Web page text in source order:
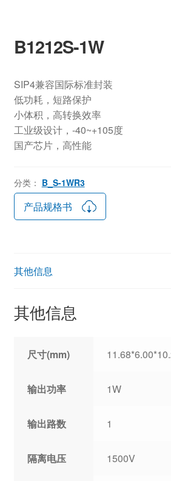
B1212S-1W
SIP4兼容国际标准封装
低功耗，短路保护
小体积，高转换效率
工业级设计，-40~+105度
国产芯片，高性能
分类： B_S-1WR3
产品规格书
其他信息
其他信息
尺寸(mm)
输出功率 1W
输出路数 1
隔离电压 1500V